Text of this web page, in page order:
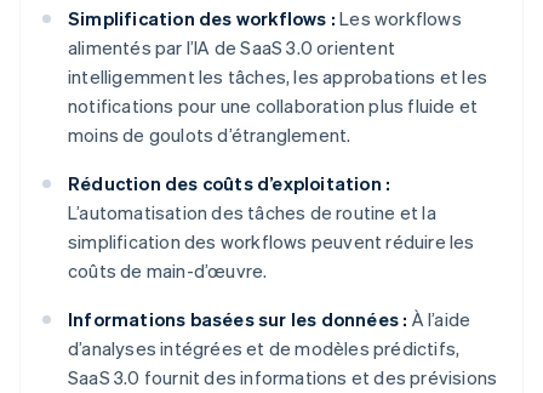
Simplification des workflows : Les workflows
alimentés par l’IA de SaaS 3.0 orientent
intelligemment les tâches, les approbations et les
notifications pour une collaboration plus fluide et
moins de goulots d’étranglement.
Réduction des coûts d’exploitation :
L’automatisation des tâches de routine et la
simplification des workflows peuvent réduire les
coûts de main-d’œuvre.
Informations basées sur les données : À l’aide
d’analyses intégrées et de modèles prédictifs,
SaaS 3.0 fournit des informations et des prévisions